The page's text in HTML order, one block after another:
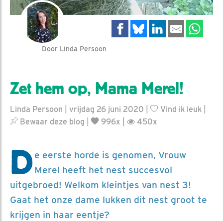
Door Linda Persoon
Zet hem op, Mama Merel!
Linda Persoon | vrijdag 26 juni 2020 | Vind ik leuk
Bewaar deze blog
996x | 450x
De eerste horde is genomen, Vrouw
Merel heeft het nest succesvol
uitgebroed! Welkom kleintjes van nest 3!
Gaat het onze dame lukken dit nest groot te
krijgen in haar eentje?